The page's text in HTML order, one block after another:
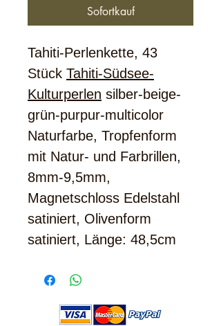
Sofortkauf
Tahiti-Perlenkette, 43
Stück Tahiti-Südsee-
Kulturperlen silber-beige-
grün-purpur-multicolor
Naturfarbe, Tropfenform
mit Natur- und Farbrillen,
8mm-9,5mm,
Magnetschloss Edelstahl
satiniert, Olivenform
satiniert, Länge: 48,5cm